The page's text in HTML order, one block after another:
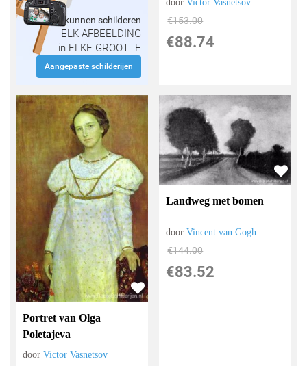
Wij kunnen schilderen
ELK AFBEELDING
in ELKE GROOTTE
Aangepaste schilderijen
doorVictor Vasnetsov
€153.00
€88.74
Portret van Olga
Poletajeva
doorVictor Vasnetsov
Landweg met bomen
doorVincent van Gogh
€144.00
€83.52